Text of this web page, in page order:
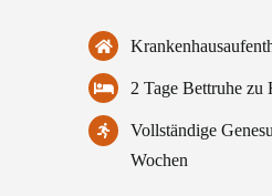
2 Tage Bettruhe zu
Vollständige
Wochen